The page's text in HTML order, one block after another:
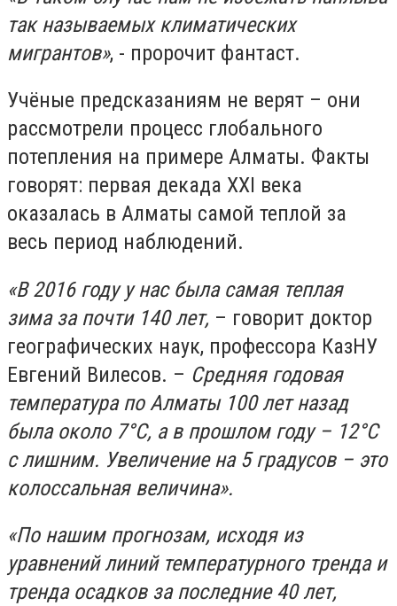
так называемых климатических
мигрантов», - пророчит фантаст.
Учёные предсказаниям не верят – они
рассмотрели процесс глобального
потепления на примере Алматы. Факты
говорят: первая декада XXI века
оказалась в Алматы самой теплой за
весь период наблюдений.
«В 2016 году у нас была самая теплая
зима за почти 140 лет, – говорит доктор
географических наук, профессора КазНУ
Евгений Вилесов. – Средняя годовая
температура по Алматы 100 лет назад
была около 7°С, а в прошлом году – 12°С
с лишним. Увеличение на 5 градусов – это
колоссальная величина».
«По нашим прогнозам, исходя из
уравнений линий температурного тренда и
тренда осадков за последние 40 лет,